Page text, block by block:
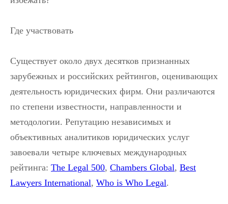
Где участвовать
Существует около двух десятков признанных
зарубежных и российских рейтингов, оценивающих
деятельность юридических фирм. Они различаются
по степени известности, направленности и
методологии. Репутацию независимых и
объективных аналитиков юридических услуг
завоевали четыре ключевых международных
рейтинга: The Legal 500, Chambers Global, Best
Lawyers International, Who is Who Legal.